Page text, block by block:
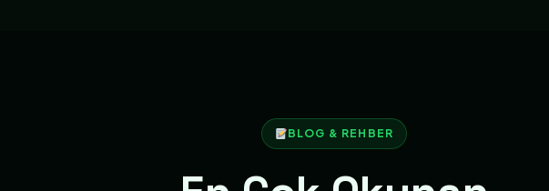
BLOG & REHBER